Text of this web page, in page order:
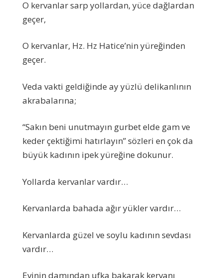
O kervanlar sarp yollardan, yüce dağlardan
geçer,
O kervanlar, Hz. Hz Hatice’nin yüreğinden
geçer.
Veda vakti geldiğinde ay yüzlü delikanlının
akrabalarına;
“Sakın beni unutmayın gurbet elde gam ve
keder çektiğimi hatırlayın” sözleri en çok da
büyük kadının ipek yüreğine dokunur.
Yollarda kervanlar vardır…
Kervanlarda bahada ağır yükler vardır…
Kervanlarda güzel ve soylu kadının sevdası
vardır…
Evinin damından ufka bakarak kervanı